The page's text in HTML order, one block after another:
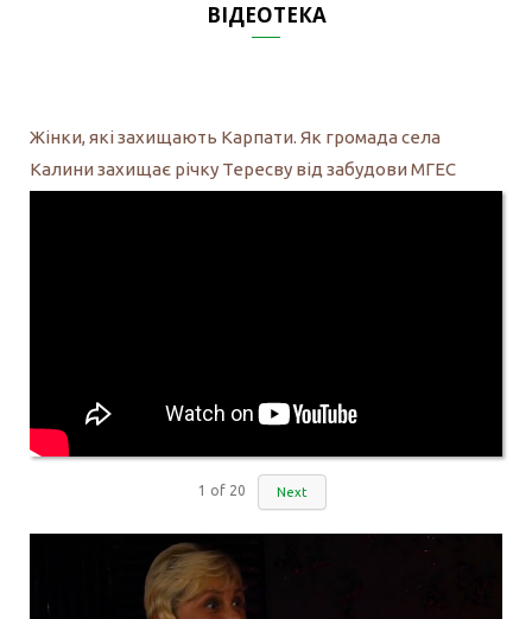
ВІДЕОТЕКА
Жінки, які захищають Карпати. Як громада села
Калини захищає річку Тересву від забудови МГЕС
1 of 20 Next